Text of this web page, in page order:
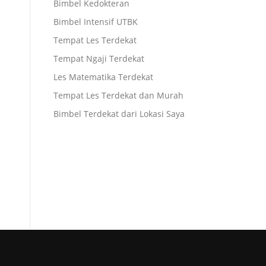
Bimbel Kedokteran
Bimbel Intensif UTBK
Tempat Les Terdekat
Tempat Ngaji Terdekat
Les Matematika Terdekat
Tempat Les Terdekat dan Murah
Bimbel Terdekat dari Lokasi Saya